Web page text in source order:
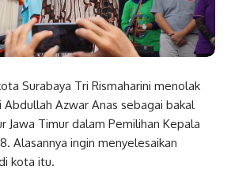
Surabaya Tri Rismaharini menolak
Azwar Anas sebagai bakal
Jawa Timur dalam Pemilihan Kepala
Alasannya ingin menyelesaikan
kota itu.